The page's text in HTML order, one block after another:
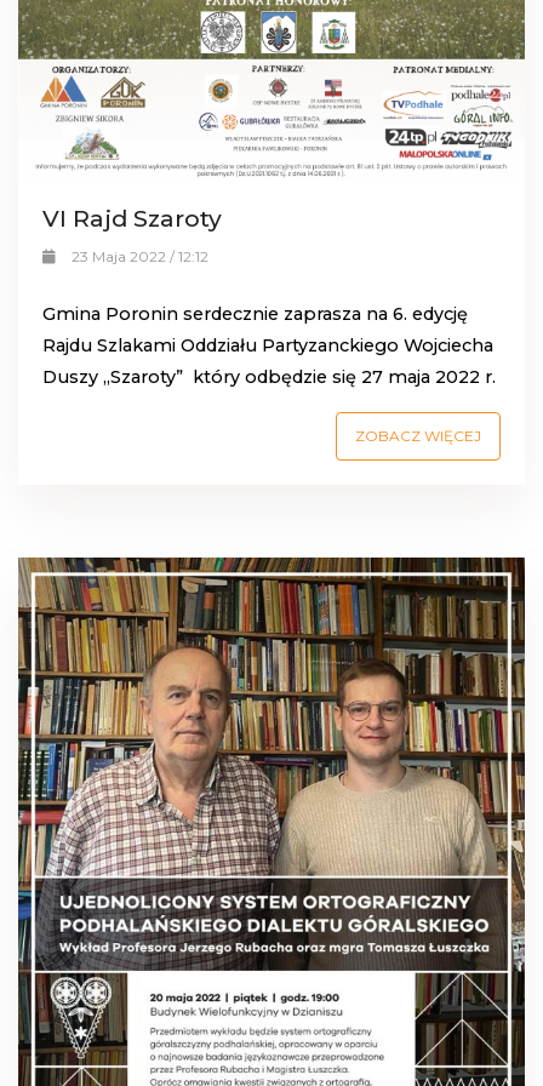
VI Rajd Szaroty
23 Maja 2022 / 12:12
Gmina Poronin serdecznie zaprasza na 6. edycję
Rajdu Szlakami Oddziału Partyzanckiego Wojciecha
Duszy „Szaroty” który odbędzie się 27 maja 2022 r.
ZOBACZ WIĘCEJ